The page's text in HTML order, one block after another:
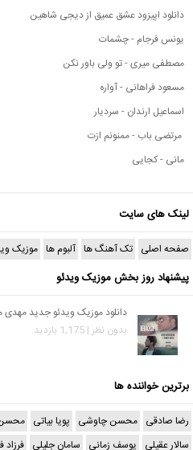
دانلود اپیزود عشق عمیق از دیجی شاهین
یونس فرجام - چشمات
مصطفی میری - تو ولی باور نکن
مسعود فراهانی - آواره
اسماعیل ارندان - سردیار
مرتضی باب - ممنونم ازت
مانی - کجایی
لینک های سایت
صفحه اصلی تک آهنگ ها آلبوم ها موزیک
پیشنهاد روز بخش موزیک ویدئو
دانلود موزیک ویدئو جدید
بدون نظر | 1,175 بازدید
برترین خواننده ها
رضا صادقی محسن چاوشی پویا بیاتی محسن
سالار عقیلی یوسف زمانی سامان جلیلی فرزاد